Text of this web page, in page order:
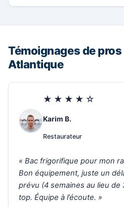
Témoignages de
Atlantique
★★★★☆
Karim B.
Restaurateur
« Bac frigorifique pour mon
Bon équipement, juste un
prévu (4 semaines au lieu de
top. Équipe à l’écoute. »